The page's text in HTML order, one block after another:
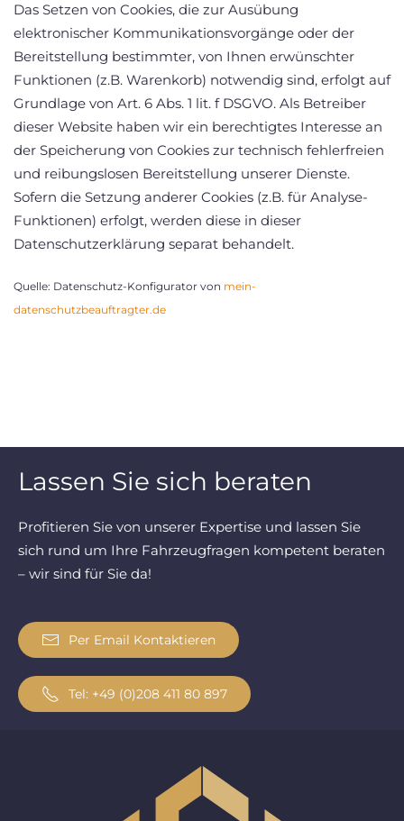
Das Setzen von Cookies, die zur Ausübung
elektronischer Kommunikationsvorgänge oder der
Bereitstellung bestimmter, von Ihnen erwünschter
Funktionen (z.B. Warenkorb) notwendig sind, erfolgt auf
Grundlage von Art. 6 Abs. 1 lit. f DSGVO. Als Betreiber
dieser Website haben wir ein berechtigtes Interesse an
der Speicherung von Cookies zur technisch fehlerfreien
und reibungslosen Bereitstellung unserer Dienste.
Sofern die Setzung anderer Cookies (z.B. für Analyse-
Funktionen) erfolgt, werden diese in dieser
Datenschutzerklärung separat behandelt.
Quelle: Datenschutz-Konfigurator von mein-
datenschutzbeauftragter.de
Lassen Sie sich beraten
Profitieren Sie von unserer Expertise und lassen Sie
sich rund um Ihre Fahrzeugfragen kompetent beraten
– wir sind für Sie da!
Per Email Kontaktieren
Tel: +49 (0)208 411 80 897